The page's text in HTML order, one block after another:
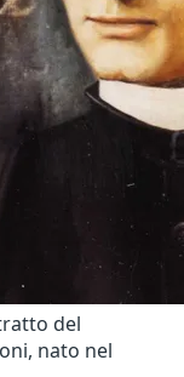
del
nato nel